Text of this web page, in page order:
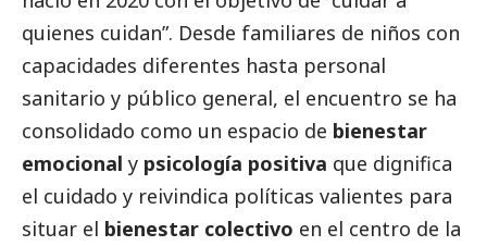
quienes cuidan”. Desde familiares de niños con
capacidades diferentes hasta personal
sanitario y público general, el encuentro se ha
consolidado como un espacio de bienestar
emocional y psicología positiva que dignifica
el cuidado y reivindica políticas valientes para
situar el bienestar colectivo en el centro de la